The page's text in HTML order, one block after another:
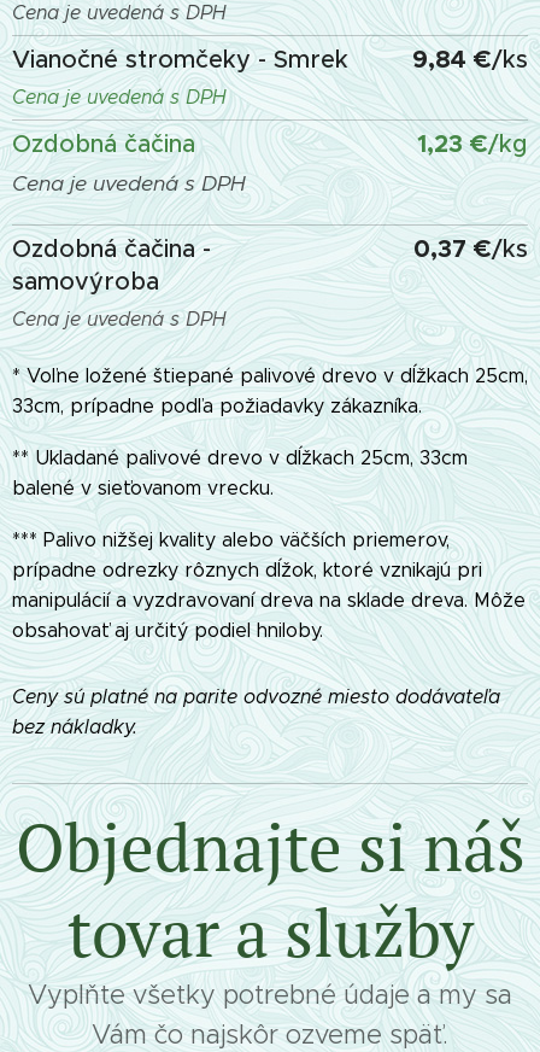
Cena je uvedená s DPH
Vianočné stromčeky - Smrek
Cena je uvedená s DPH
9,84 €/ks
Ozdobná čačina
Cena je uvedená s DPH
1,23 €/kg
Ozdobná čačina -
samovýroba
Cena je uvedená s DPH
0,37 €/ks
* Voľne ložené štiepané palivové drevo v dĺžkach 25cm,
33cm, prípadne podľa požiadavky zákazníka.
** Ukladané palivové drevo v dĺžkach 25cm, 33cm
balené v sieťovanom vrecku.
*** Palivo nižšej kvality alebo väčších priemerov,
prípadne odrezky rôznych dĺžok, ktoré vznikajú pri
manipulácií a vyzdravovaní dreva na sklade dreva. Môže
obsahovať aj určitý podiel hniloby.
Ceny sú platné na parite odvozné miesto dodávateľa
bez nákladky.
Objednajte si náš
tovar a služby
Vyplňte všetky potrebné údaje a my sa
Vám čo najskôr ozveme späť.